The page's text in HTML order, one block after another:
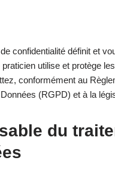
confidentialité définit et
utilise et protège
conformément au
(RGPD) et à la
du